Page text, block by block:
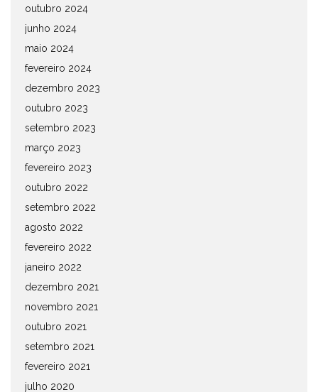
outubro 2024
junho 2024
maio 2024
fevereiro 2024
dezembro 2023
outubro 2023
setembro 2023
março 2023
fevereiro 2023
outubro 2022
setembro 2022
agosto 2022
fevereiro 2022
janeiro 2022
dezembro 2021
novembro 2021
outubro 2021
setembro 2021
fevereiro 2021
julho 2020